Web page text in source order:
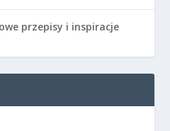
przepisy i inspiracje